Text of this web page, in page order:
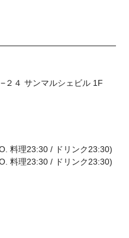
２４ サンマルシェビル 1F
料理23:30 / ドリンク23:30)
料理23:30 / ドリンク23:30)